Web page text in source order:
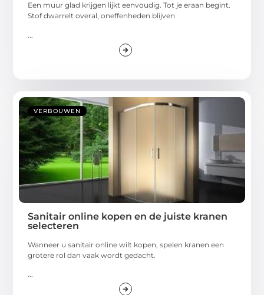
Een muur glad krijgen lijkt eenvoudig. Tot je eraan begint.
Stof dwarrelt overal, oneffenheden blijven
VERBOUWEN
Sanitair online kopen en de juiste kranen
selecteren
Wanneer u sanitair online wilt kopen, spelen kranen een
grotere rol dan vaak wordt gedacht.